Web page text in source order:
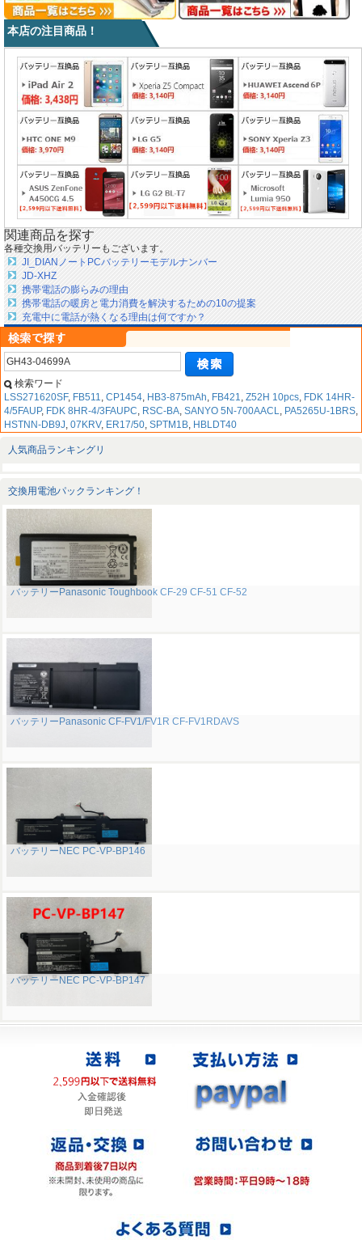
本店の注目商品！
関連商品を探す
各種交換用バッテリーもございます。
JI_DIANノートPCバッテリーモデルナンバー
JD-XHZ
携帯電話の膨らみの理由
携帯電話の暖房と電力消費を解決するための10の提案
充電中に電話が熱くなる理由は何ですか？
検索ワード
LSS271620SF, FB511, CP1454, HB3-875mAh, FB421, Z52H 10pcs, FDK 14HR-
4/5FAUP, FDK 8HR-4/3FAUPC, RSC-BA, SANYO 5N-700AACL, PA5265U-1BRS,
HSTNN-DB9J, 07KRV, ER17/50, SPTM1B, HBLDT40
人気商品ランキングリ
交換用電池パックランキング！
バッテリーPanasonic Toughbook CF-29 CF-51 CF-52
バッテリーPanasonic CF-FV1/FV1R CF-FV1RDAVS
バッテリーNEC PC-VP-BP146
バッテリーNEC PC-VP-BP147